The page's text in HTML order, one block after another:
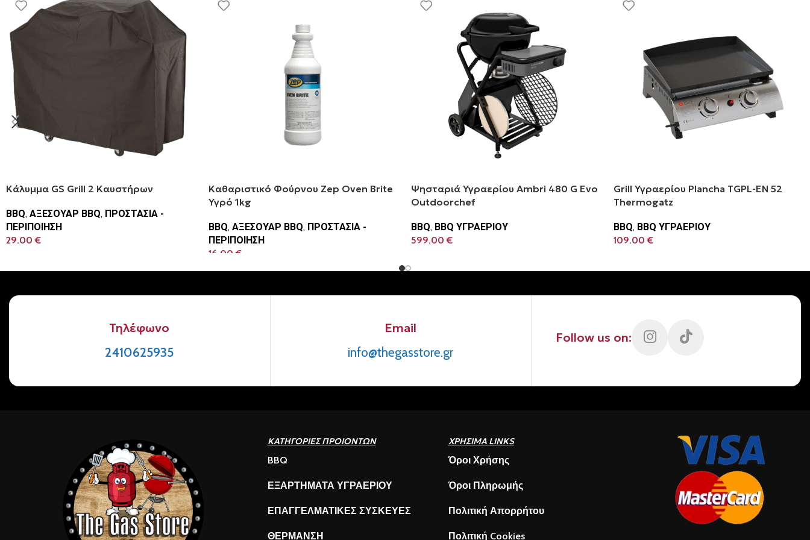
Κάλυμμα GS Grill 2 Καυστήρων
BBQ, ΑΞΕΣΟΥΑΡ BBQ, ΠΡΟΣΤΑΣΙΑ -
ΠΕΡΙΠΟΙΗΣΗ
29.00€
Καθαριστικό Φούρνου Zep Oven Brite
Υγρό 1kg
BBQ, ΑΞΕΣΟΥΑΡ BBQ, ΠΡΟΣΤΑΣΙΑ -
ΠΕΡΙΠΟΙΗΣΗ
16.00€
Ψησταριά Υγραερίου Ambri 480 G Evo
Outdoorchef
BBQ, BBQ ΥΓΡΑΕΡΙΟΥ
599.00€
Grill Υγραερίου Plancha TGPL-EN 52
Thermogatz
BBQ, BBQ ΥΓΡΑΕΡΙΟΥ
109.00€
Τηλέφωνο
2410625935
Email
info@thegasstore.gr
Follow us on:
ΚΑΤΗΓΟΡΙΕΣ ΠΡΟΙΟΝΤΩΝ
BBQ
ΕΞΑΡΤΗΜΑΤΑ ΥΓΡΑΕΡΙΟΥ
ΕΠΑΓΓΕΛΜΑΤΙΚΕΣ ΣΥΣΚΕΥΕΣ
ΘΕΡΜΑΝΣΗ
ΧΡΗΣΙΜΑ LINKS
Όροι Χρήσης
Όροι Πληρωμής
Πολιτική Απορρήτου
Πολιτική Cookies